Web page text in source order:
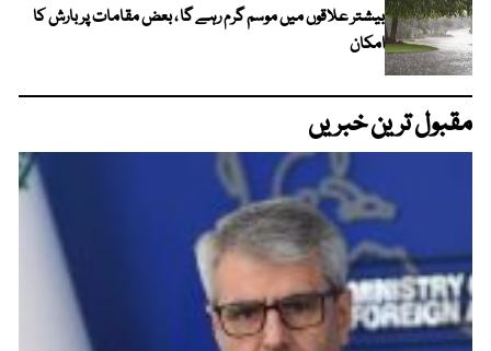
بیشتر علاقوں میں موسم گرم رہے گا ، بعض مقامات پر بارش کا
امکان
مقبول ترین خبریں